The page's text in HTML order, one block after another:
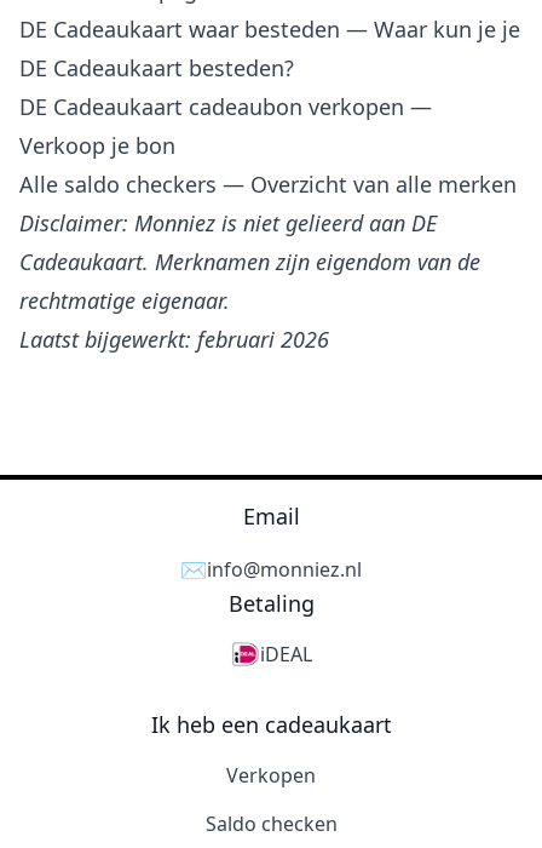
DE Cadeaukaart waar besteden — Waar kun je je
DE Cadeaukaart besteden?
DE Cadeaukaart cadeaubon verkopen —
Verkoop je bon
Alle saldo checkers — Overzicht van alle merken
Disclaimer: Monniez is niet gelieerd aan DE
Cadeaukaart. Merknamen zijn eigendom van de
rechtmatige eigenaar.
Laatst bijgewerkt: februari 2026
Email
✉️info@monniez.nl
Betaling
iDEAL
Ik heb een cadeaukaart
Verkopen
Saldo checken